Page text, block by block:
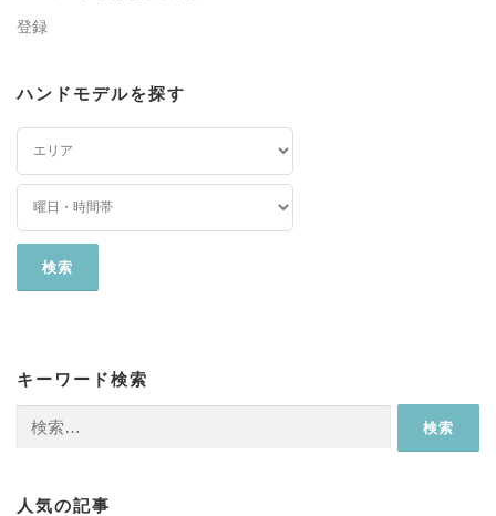
登録
ハンドモデルを探す
キーワード検索
索:
人気の記事